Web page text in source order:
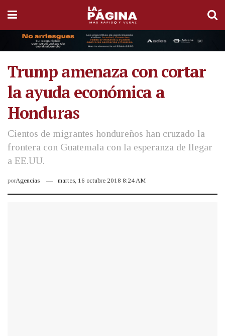
Trump amenaza con cortar
la ayuda económica a
Honduras
Cientos de migrantes hondureños han cruzado la
frontera con Guatemala con la esperanza de llegar
a EE.UU.
porAgencias martes, 16 octubre 2018 8:24 AM